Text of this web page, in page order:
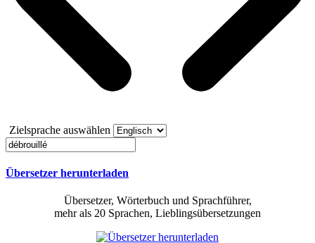
Zielsprache auswählen
Übersetzer herunterladen
Übersetzer, Wörterbuch und Sprachführer,
mehr als 20 Sprachen, Lieblingsübersetzungen